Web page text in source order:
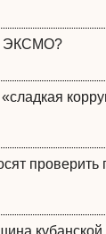
ЭКСМО?